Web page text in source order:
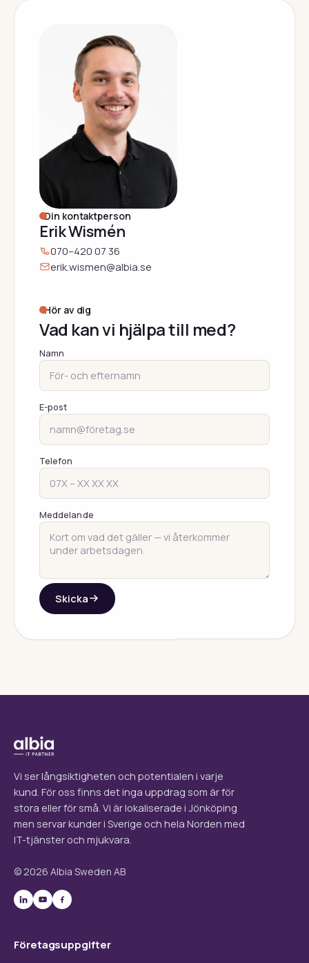
Din kontaktperson
Erik Wismén
070–420 07 36
erik.wismen@albia.se
Hör av dig
Vad kan vi hjälpa till med?
Namn
E-post
Telefon
Meddelande
Skicka
Vi ser långsiktigheten och potentialen i varje
kund. För oss finns det inga uppdrag som är för
stora eller för små. Vi är lokaliserade i Jönköping
men servar kunder i Sverige och hela Norden med
IT-tjänster och mjukvara.
© 2026 Albia Sweden AB
Företagsuppgifter